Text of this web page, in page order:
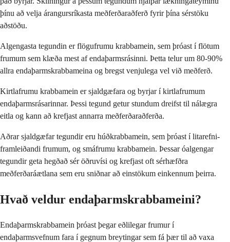
þínu að velja árangursríkasta meðferðaraðferð fyrir þína sérstöku
aðstöðu.
Algengasta tegundin er flögufrumu krabbamein, sem þróast í flötum
frumum sem klæða mest af endaþarmsrásinni. Þetta telur um 80-90%
allra endaþarmskrabbameina og bregst venjulega vel við meðferð.
Kirtlafrumu krabbamein er sjaldgæfara og byrjar í kirtlafrumum
endaþarmsrásarinnar. Þessi tegund getur stundum dreifst til nálægra
eitla og kann að krefjast annarra meðferðaraðferða.
Aðrar sjaldgæfar tegundir eru húðkrabbamein, sem þróast í litarefni-
framleiðandi frumum, og smáfrumu krabbamein. Þessar óalgengar
tegundir geta hegðað sér öðruvísi og krefjast oft sérhæfðra
meðferðaráætlana sem eru sniðnar að einstökum einkennum þeirra.
Hvað veldur endaþarmskrabbameini?
Endaþarmskrabbamein þróast þegar eðlilegar frumur í
endaþarmsvefnum fara í gegnum breytingar sem fá þær til að vaxa